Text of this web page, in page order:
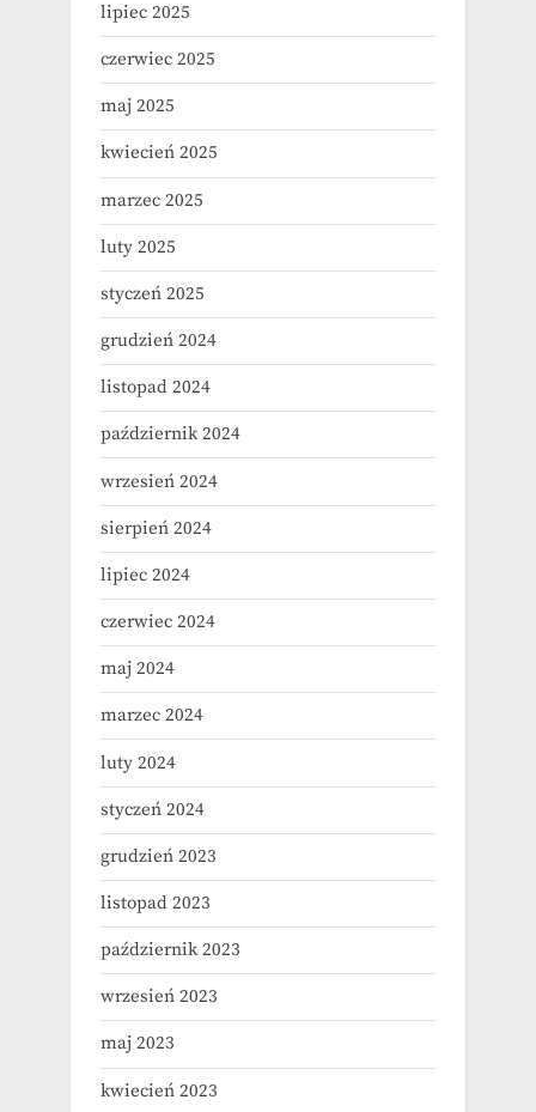
lipiec 2025
czerwiec 2025
maj 2025
kwiecień 2025
marzec 2025
luty 2025
styczeń 2025
grudzień 2024
listopad 2024
październik 2024
wrzesień 2024
sierpień 2024
lipiec 2024
czerwiec 2024
maj 2024
marzec 2024
luty 2024
styczeń 2024
grudzień 2023
listopad 2023
październik 2023
wrzesień 2023
maj 2023
kwiecień 2023